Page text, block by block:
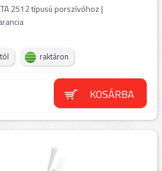
2512 típusú porszívóhoz |
raktáron
KOSÁRBA